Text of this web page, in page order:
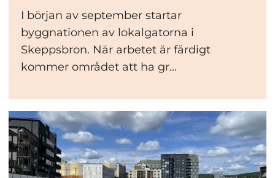
I början av september startar
byggnationen av lokalgatorna i
Skeppsbron. När arbetet är färdigt
kommer området att ha gr...